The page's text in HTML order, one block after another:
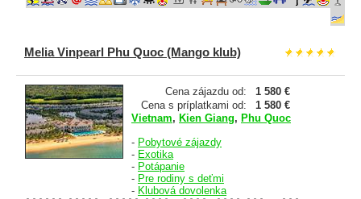
Melia Vinpearl Phu Quoc (Mango klub)
Cena zájazdu od:
1 580 €
Cena s príplatkami od:
1 580 €
Vietnam, Kien Giang, Phu Quoc
- Pobytové zájazdy
- Exotika
- Potápanie
- Pre rodiny s deťmi
- Klubová dovolenka